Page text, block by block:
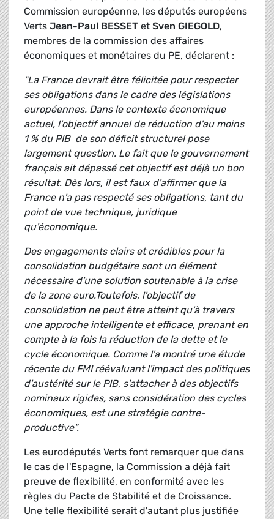
Commission européenne, les députés européens
Verts Jean-Paul BESSET et Sven GIEGOLD,
membres de la commission des affaires
économiques et monétaires du PE, déclarent :
"La France devrait être félicitée pour respecter
ses obligations dans le cadre des législations
européennes. Dans le contexte économique
actuel, l'objectif annuel de réduction d'au moins
1 % du PIB de son déficit structurel pose
largement question. Le fait que le gouvernement
français ait dépassé cet objectif est déjà un bon
résultat. Dès lors, il est faux d'affirmer que la
France n'a pas respecté ses obligations, tant du
point de vue technique, juridique
qu'économique.
Des engagements clairs et crédibles pour la
consolidation budgétaire sont un élément
nécessaire d'une solution soutenable à la crise
de la zone euro.Toutefois, l'objectif de
consolidation ne peut être atteint qu'à travers
une approche intelligente et efficace, prenant en
compte à la fois la réduction de la dette et le
cycle économique. Comme l'a montré une étude
récente du FMI réévaluant l'impact des politiques
d'austérité sur le PIB, s'attacher à des objectifs
nominaux rigides, sans considération des cycles
économiques, est une stratégie contre-
productive".
Les eurodéputés Verts font remarquer que dans
le cas de l'Espagne, la Commission a déjà fait
preuve de flexibilité, en conformité avec les
règles du Pacte de Stabilité et de Croissance.
Une telle flexibilité serait d'autant plus justifiée